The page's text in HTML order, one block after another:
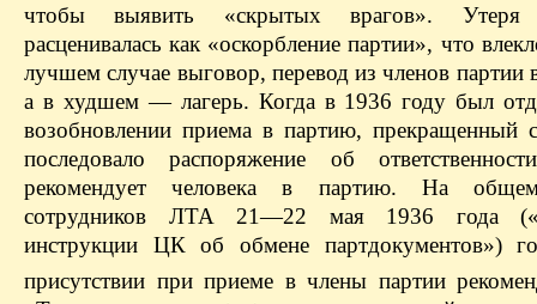
чтобы выявить «скрытых врагов». Утеря
расценивалась как «оскорбление партии», что
лучшем случае выговор, перевод из членов партии
а в худшем — лагерь. Когда в 1936 году был
возобновлении приема в партию, прекращенный
последовало распоряжение об
рекомендует человека в партию. На
сотрудников ЛТА 21—22 мая 1936 года
инструкции ЦК об обмене партдокументов»)
присутствии при приеме в члены партии